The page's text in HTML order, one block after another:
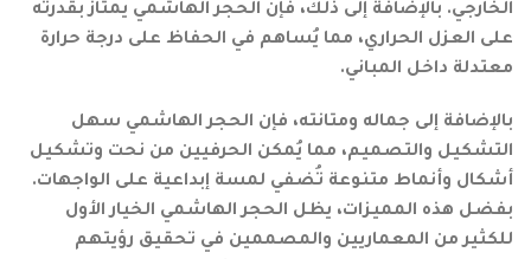
الخارجي. بالإضافة إلى ذلك، فإن الحجر الهاشمي يمتاز بقدرته
على العزل الحراري، مما يُساهم في الحفاظ على درجة حرارة
معتدلة داخل المباني.
بالإضافة إلى جماله ومتانته، فإن الحجر الهاشمي سهل
التشكيل والتصميم، مما يُمكن الحرفيين من نحت وتشكيل
أشكال وأنماط متنوعة تُضفي لمسة إبداعية على الواجهات.
بفضل هذه المميزات، يظل الحجر الهاشمي الخيار الأول
للكثير من المعماريين والمصممين في تحقيق رؤيتهم